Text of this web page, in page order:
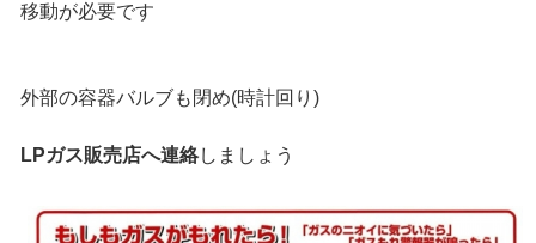
移動が必要です
外部の容器バルブも閉め(時計回り)
LPガス販売店へ連絡しましょう